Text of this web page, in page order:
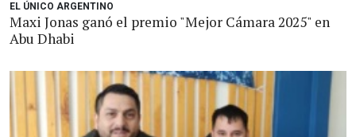
EL ÚNICO ARGENTINO
Maxi Jonas ganó el premio "Mejor Cámara 2025" en
Abu Dhabi